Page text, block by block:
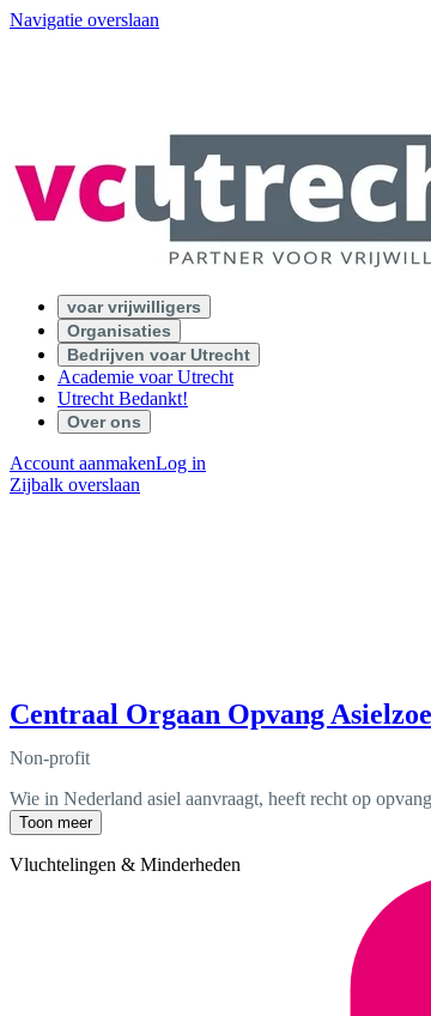
Navigatie overslaan
voar vrijwilligers
Organisaties
Bedrijven voar Utrecht
Academie voar Utrecht
Utrecht Bedankt!
Over ons
Account aanmakenLog in
Zijbalk overslaan
Centraal Orgaan Opvang
Non-profit
Wie in Nederland asiel aanvraagt, heeft recht op
Toon meer
Vluchtelingen & Minderheden